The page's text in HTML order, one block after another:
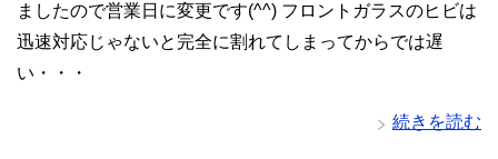
ましたので営業日に変更です(^^) フロントガラスのヒビは
迅速対応じゃないと完全に割れてしまってからでは遅
い・・・
続きを読む